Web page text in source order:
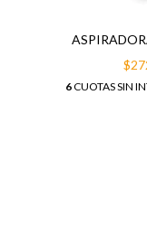
6CUOTAS SIN